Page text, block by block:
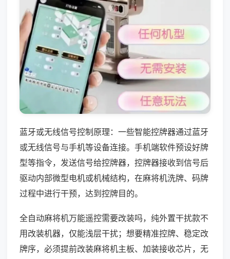
蓝牙或无线信号控制原理：一些智能控牌器通过蓝牙
或无线信号与手机等设备连接。手机端软件预设好牌
型等指令，发送信号给控牌器，控牌器接收到信号后
驱动内部微型电机或机械结构，在麻将机洗牌、码牌
过程中进行干预，达到控牌目的。
全自动麻将机万能遥控需要改装吗，纯外置干扰款不
用改装机器，仅能浅层干扰；想要精准控牌、稳定改
牌序，必须提前改装麻将机主板、加装接收芯片，无